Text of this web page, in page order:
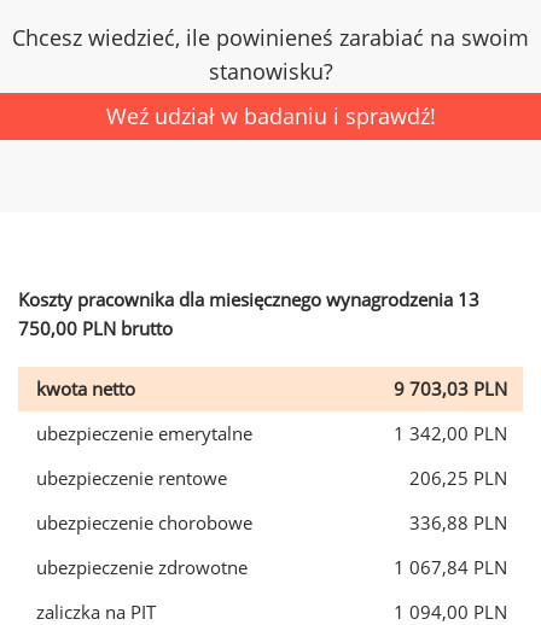
Chcesz wiedzieć, ile powinieneś zarabiać na swoim
stanowisku?
Weź udział w badaniu i sprawdź!
Koszty pracownika dla miesięcznego wynagrodzenia 13
750,00 PLN brutto
kwota netto
9 703,03 PLN
ubezpieczenie emerytalne
1 342,00 PLN
ubezpieczenie rentowe
206,25 PLN
ubezpieczenie chorobowe
336,88 PLN
ubezpieczenie zdrowotne
1 067,84 PLN
zaliczka na PIT
1 094,00 PLN